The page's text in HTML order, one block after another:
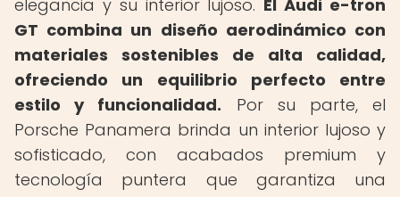
elegancia y su interior lujoso. El Audi e-tron
GT combina un diseño aerodinámico con
materiales sostenibles de alta calidad,
ofreciendo un equilibrio perfecto entre
estilo y funcionalidad. Por su parte, el
Porsche Panamera brinda un interior lujoso y
sofisticado, con acabados premium y
tecnología puntera que garantiza una